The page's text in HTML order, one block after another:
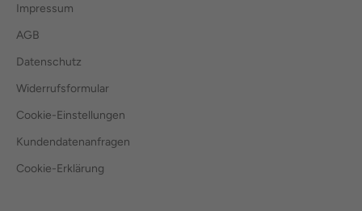
Impressum
AGB
Datenschutz
Widerrufsformular
Cookie-Einstellungen
Kundendatenanfragen
Cookie-Erklärung